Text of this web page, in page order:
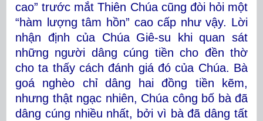
cao” trước mắt Thiên Chúa cũng đòi hỏi một
“hàm lượng tâm hồn” cao cấp như vậy. Lời
nhận định của Chúa Giê-su khi quan sát
những người dâng cúng tiền cho đền thờ
cho ta thấy cách đánh giá đó của Chúa. Bà
goá nghèo chỉ dâng hai đồng tiền kẽm,
nhưng thật ngạc nhiên, Chúa công bố bà đã
dâng cúng nhiều nhất, bởi vì bà đã dâng tất